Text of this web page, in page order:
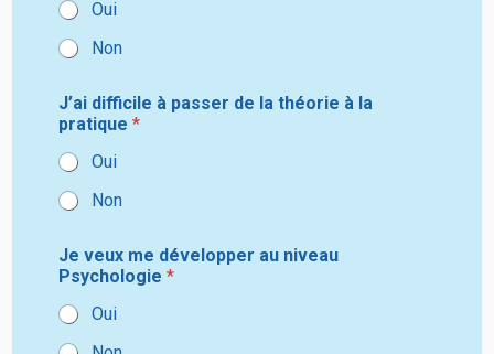
Oui
Non
J’ai difficile à passer de la théorie à la
pratique*
Oui
Non
Je veux me développer au niveau
Psychologie*
Oui